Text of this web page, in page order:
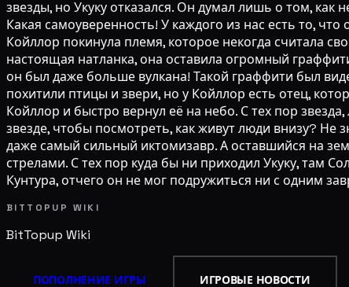
звезды, но Укуку отказался. Он думал лишь о том, как
Какая самоуверенность! У каждого из нас есть то,
Койллор покинула племя, которое некогда считала
настоящая натланка, она оставила огромный
он был даже больше вулкана! Такой граффити был
похитили птицы и звери, но у Койллор есть отец,
Койллор и быстро вернул её на небо. С тех пор
звезде, чтобы посмотреть, как живут люди внизу? Не
даже самый сильный иктомизавр. А оставшийся на
стрелами. С тех пор куда бы ни приходил Укуку, там
Кунтура, отчего он не мог подружиться ни с одним
BITTOPUP WIKI
BitTopup Wiki
ПОПОЛНЕНИЕ ИГРЫ ИГРОВЫЕ НОВОСТИ